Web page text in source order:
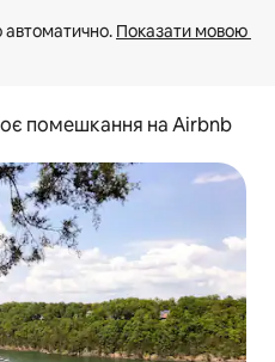
Показати мовою
помешкання на Airbnb